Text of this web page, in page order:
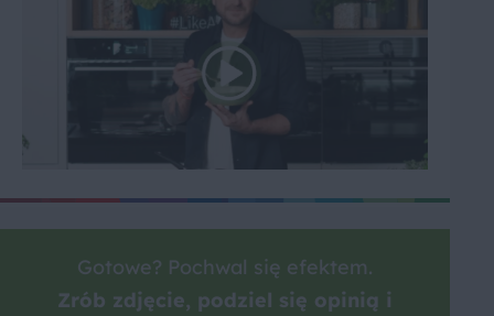
Gotowe? Pochwal się efektem.
Zrób zdjęcie, podziel się opinią i